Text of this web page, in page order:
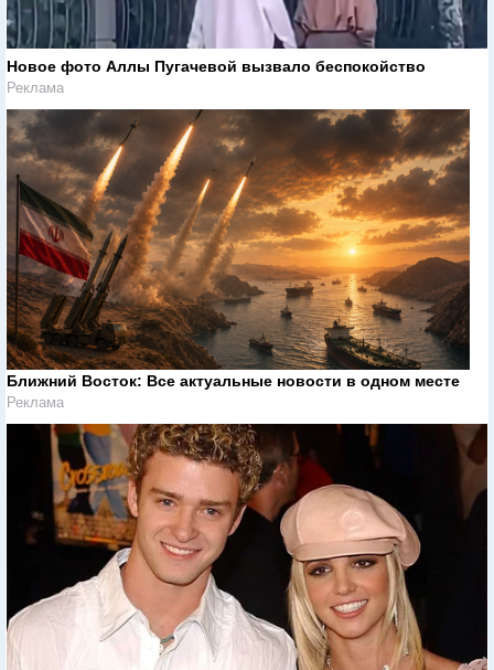
Новое фото Аллы Пугачевой вызвало беспокойство
Реклама
Ближний Восток: Все актуальные новости в одном месте
Реклама